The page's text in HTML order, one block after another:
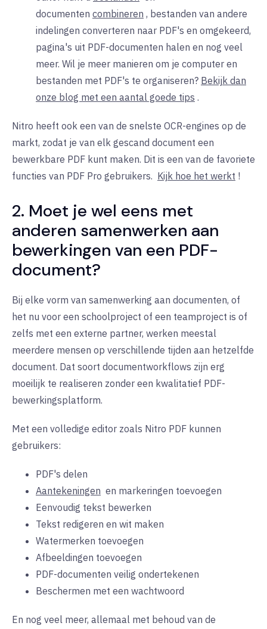
documenten combineren , bestanden van andere
indelingen converteren naar PDF's en omgekeerd,
pagina's uit PDF-documenten halen en nog veel
meer. Wil je meer manieren om je computer en
bestanden met PDF's te organiseren? Bekijk dan
onze blog met een aantal goede tips .
Nitro heeft ook een van de snelste OCR-engines op de
markt, zodat je van elk gescand document een
bewerkbare PDF kunt maken. Dit is een van de favoriete
functies van PDF Pro gebruikers. Kijk hoe het werkt !
2. Moet je wel eens met
anderen samenwerken aan
bewerkingen van een PDF-
document?
Bij elke vorm van samenwerking aan documenten, of
het nu voor een schoolproject of een teamproject is of
zelfs met een externe partner, werken meestal
meerdere mensen op verschillende tijden aan hetzelfde
document. Dat soort documentworkflows zijn erg
moeilijk te realiseren zonder een kwalitatief PDF-
bewerkingsplatform.
Met een volledige editor zoals Nitro PDF kunnen
gebruikers:
PDF's delen
Aantekeningen en markeringen toevoegen
Eenvoudig tekst bewerken
Tekst redigeren en wit maken
Watermerken toevoegen
Afbeeldingen toevoegen
PDF-documenten veilig ondertekenen
Beschermen met een wachtwoord
En nog veel meer, allemaal met behoud van de